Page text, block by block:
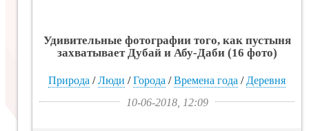
Удивительные фотографии того, как пустыня
захватывает Дубай и Абу-Даби (16 фото)
Природа /Люди /Города /Времена года / Деревня
10-06-2018, 12:09